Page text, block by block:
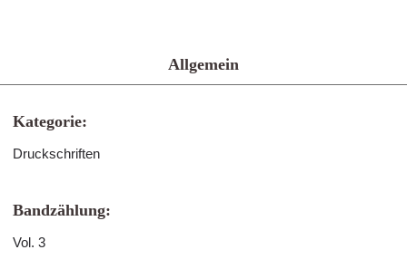
Allgemein
Kategorie:
Druckschriften
Bandzählung:
Vol. 3